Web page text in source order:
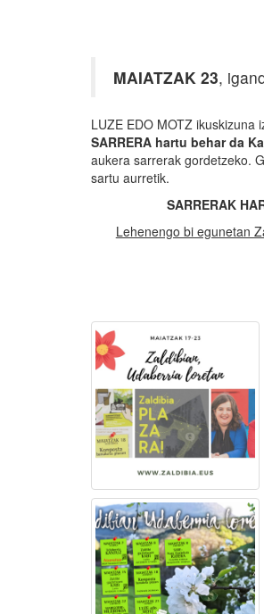
MAIATZAK 23,
LUZE EDO MOTZ
SARRERA hartu behar da
aukera sarrerak gordetzeko.
sartu aurretik.
SARRERAK
Lehenengo bi egunetan